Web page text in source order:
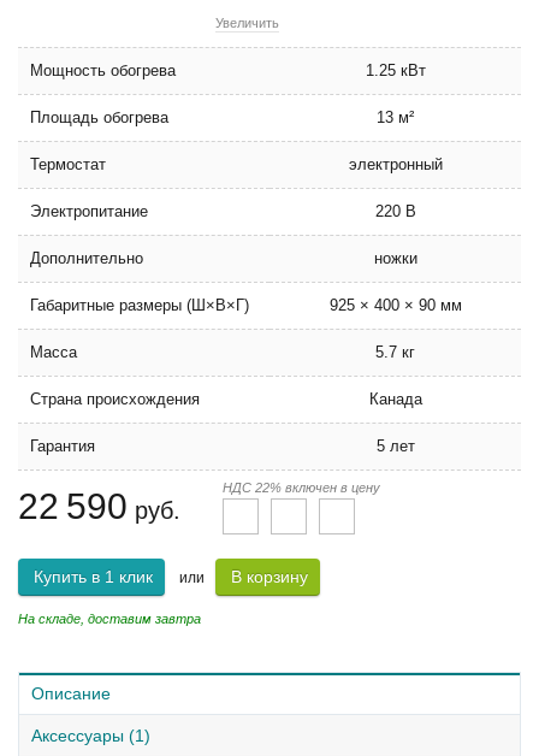
Увеличить
Мощность обогрева 1.25 кВт
Площадь обогрева 13 м²
Термостат электронный
Электропитание 220 В
Дополнительно ножки
Габаритные размеры (Ш×В×Г) 925 × 400 × 90 мм
Масса 5.7 кг
Страна происхождения Канада
Гарантия 5 лет
22 590 руб.
НДС 22% включен в цену
Купить в 1 клик или В корзину
На складе, доставим завтра
Описание
Аксессуары (1)